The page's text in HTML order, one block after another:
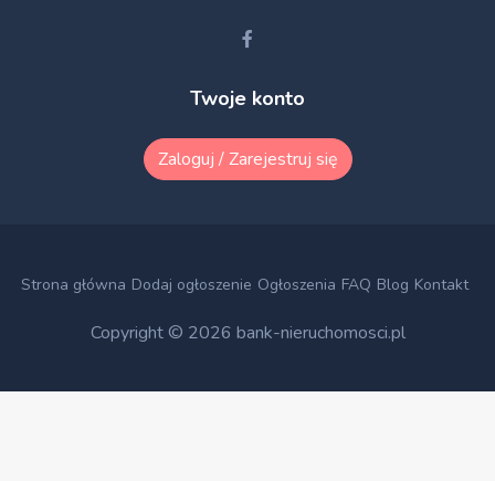
Twoje konto
Zaloguj / Zarejestruj się
Strona główna Dodaj ogłoszenie Ogłoszenia FAQ Blog Kontakt
Copyright © 2026 bank-nieruchomosci.pl